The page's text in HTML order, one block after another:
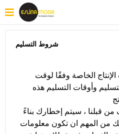
شروط التسليم
الخاصة وفقًا لوقت
وأوقات التسليم هذه
قبلنا ، سيتم إخطارك بناءً
من المهم ان تكون معلومات